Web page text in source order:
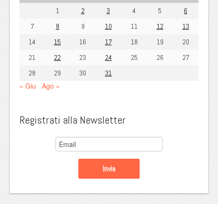
1
2 3 4 5
6
7
8 9 10 11 12
13
14
15 16 17 18 19
20
21
22 23 24 25 26
27
28
29 30 31
« Giu Ago »
Registrati alla Newsletter